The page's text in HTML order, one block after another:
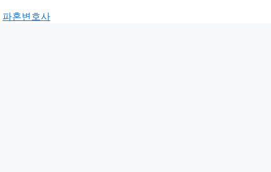
파혼변호사